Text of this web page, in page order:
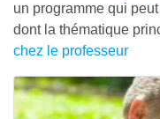
un programme qui
dont la thématique
chez le professeur